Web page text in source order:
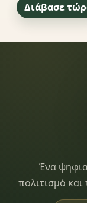
Διάβασε
Ένα
πολιτισμό